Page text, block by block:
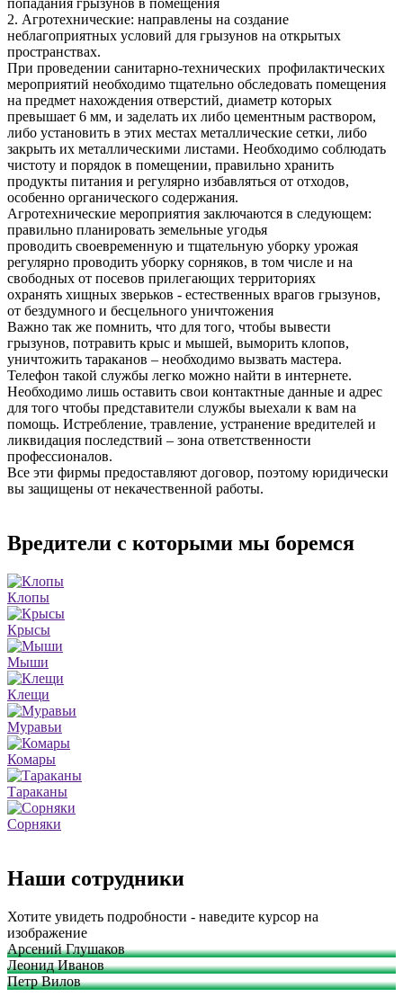
попадания грызунов в помещения
2. Агротехнические: направлены на создание
неблагоприятных условий для грызунов на открытых
пространствах.
При проведении санитарно-технических профилактических
мероприятий необходимо тщательно обследовать помещения
на предмет нахождения отверстий, диаметр которых
превышает 6 мм, и заделать их либо цементным раствором,
либо установить в этих местах металлические сетки, либо
закрыть их металлическими листами. Необходимо соблюдать
чистоту и порядок в помещении, правильно хранить
продукты питания и регулярно избавляться от отходов,
особенно органического содержания.
Агротехнические мероприятия заключаются в следующем:
правильно планировать земельные угодья
проводить своевременную и тщательную уборку урожая
регулярно проводить уборку сорняков, в том числе и на
свободных от посевов прилегающих территориях
охранять хищных зверьков - естественных врагов грызунов,
от бездумного и бесцельного уничтожения
Важно так же помнить, что для того, чтобы вывести
грызунов, потравить крыс и мышей, выморить клопов,
уничтожить тараканов – необходимо вызвать мастера.
Телефон такой службы легко можно найти в интернете.
Необходимо лишь оставить свои контактные данные и адрес
для того чтобы представители службы выехали к вам на
помощь. Истребление, травление, устранение вредителей и
ликвидация последствий – зона ответственности
профессионалов.
Все эти фирмы предоставляют договор, поэтому юридически
вы защищены от некачественной работы.
Вредители с которыми мы боремся
Клопы
Крысы
Мыши
Клещи
Муравьи
Комары
Тараканы
Сорняки
Наши сотрудники
Хотите увидеть подробности - наведите курсор на
изображение
Арсений Глушаков
Леонид Иванов
Петр Вилов